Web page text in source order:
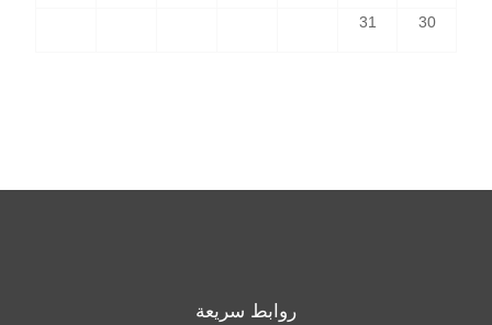
30
31
روابط سريعة